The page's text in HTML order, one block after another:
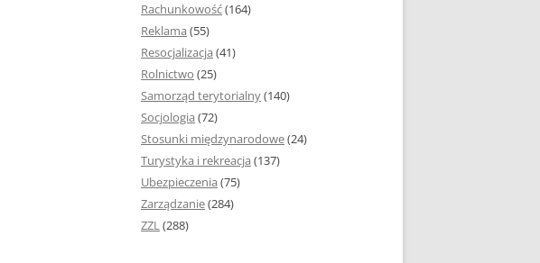
ZAKOŃCZENIE PRACY
DYPLOMOWEJ
BIBLIOGRAFIA
SPIS RYSUNKÓW, TABEL I
ZAŁĄCZNIKÓW
TABELE, RYSUNKI ORAZ WYKRESY
Rachunkowość(164)
Reklama (55)
Resocjalizacja (41)
Rolnictwo (25)
Samorząd terytorialny(140)
Socjologia (72)
Stosunki międzynarodowe(24)
Turystyka i rekreacja (137)
Ubezpieczenia (75)
Zarządzanie(284)
ZZL(288)